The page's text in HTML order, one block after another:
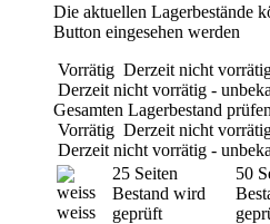
Die aktuellen Lagerbestände
Button eingesehen werden
Vorrätig Derzeit nicht
Derzeit nicht vorrätig -
Gesamten Lagerbestand prüfen
Vorrätig Derzeit nicht
Derzeit nicht vorrätig -
weiss
25 Seiten
Bestand wird
geprüft
50